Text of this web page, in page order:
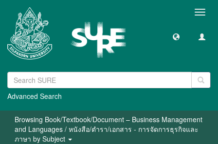
Advanced Search
Browsing Book/Textbook/Document – Business Management
and Languages / หนังสือ/ตำรา/เอกสาร - การจัดการธุรกิจและ
ภาษา by Subject